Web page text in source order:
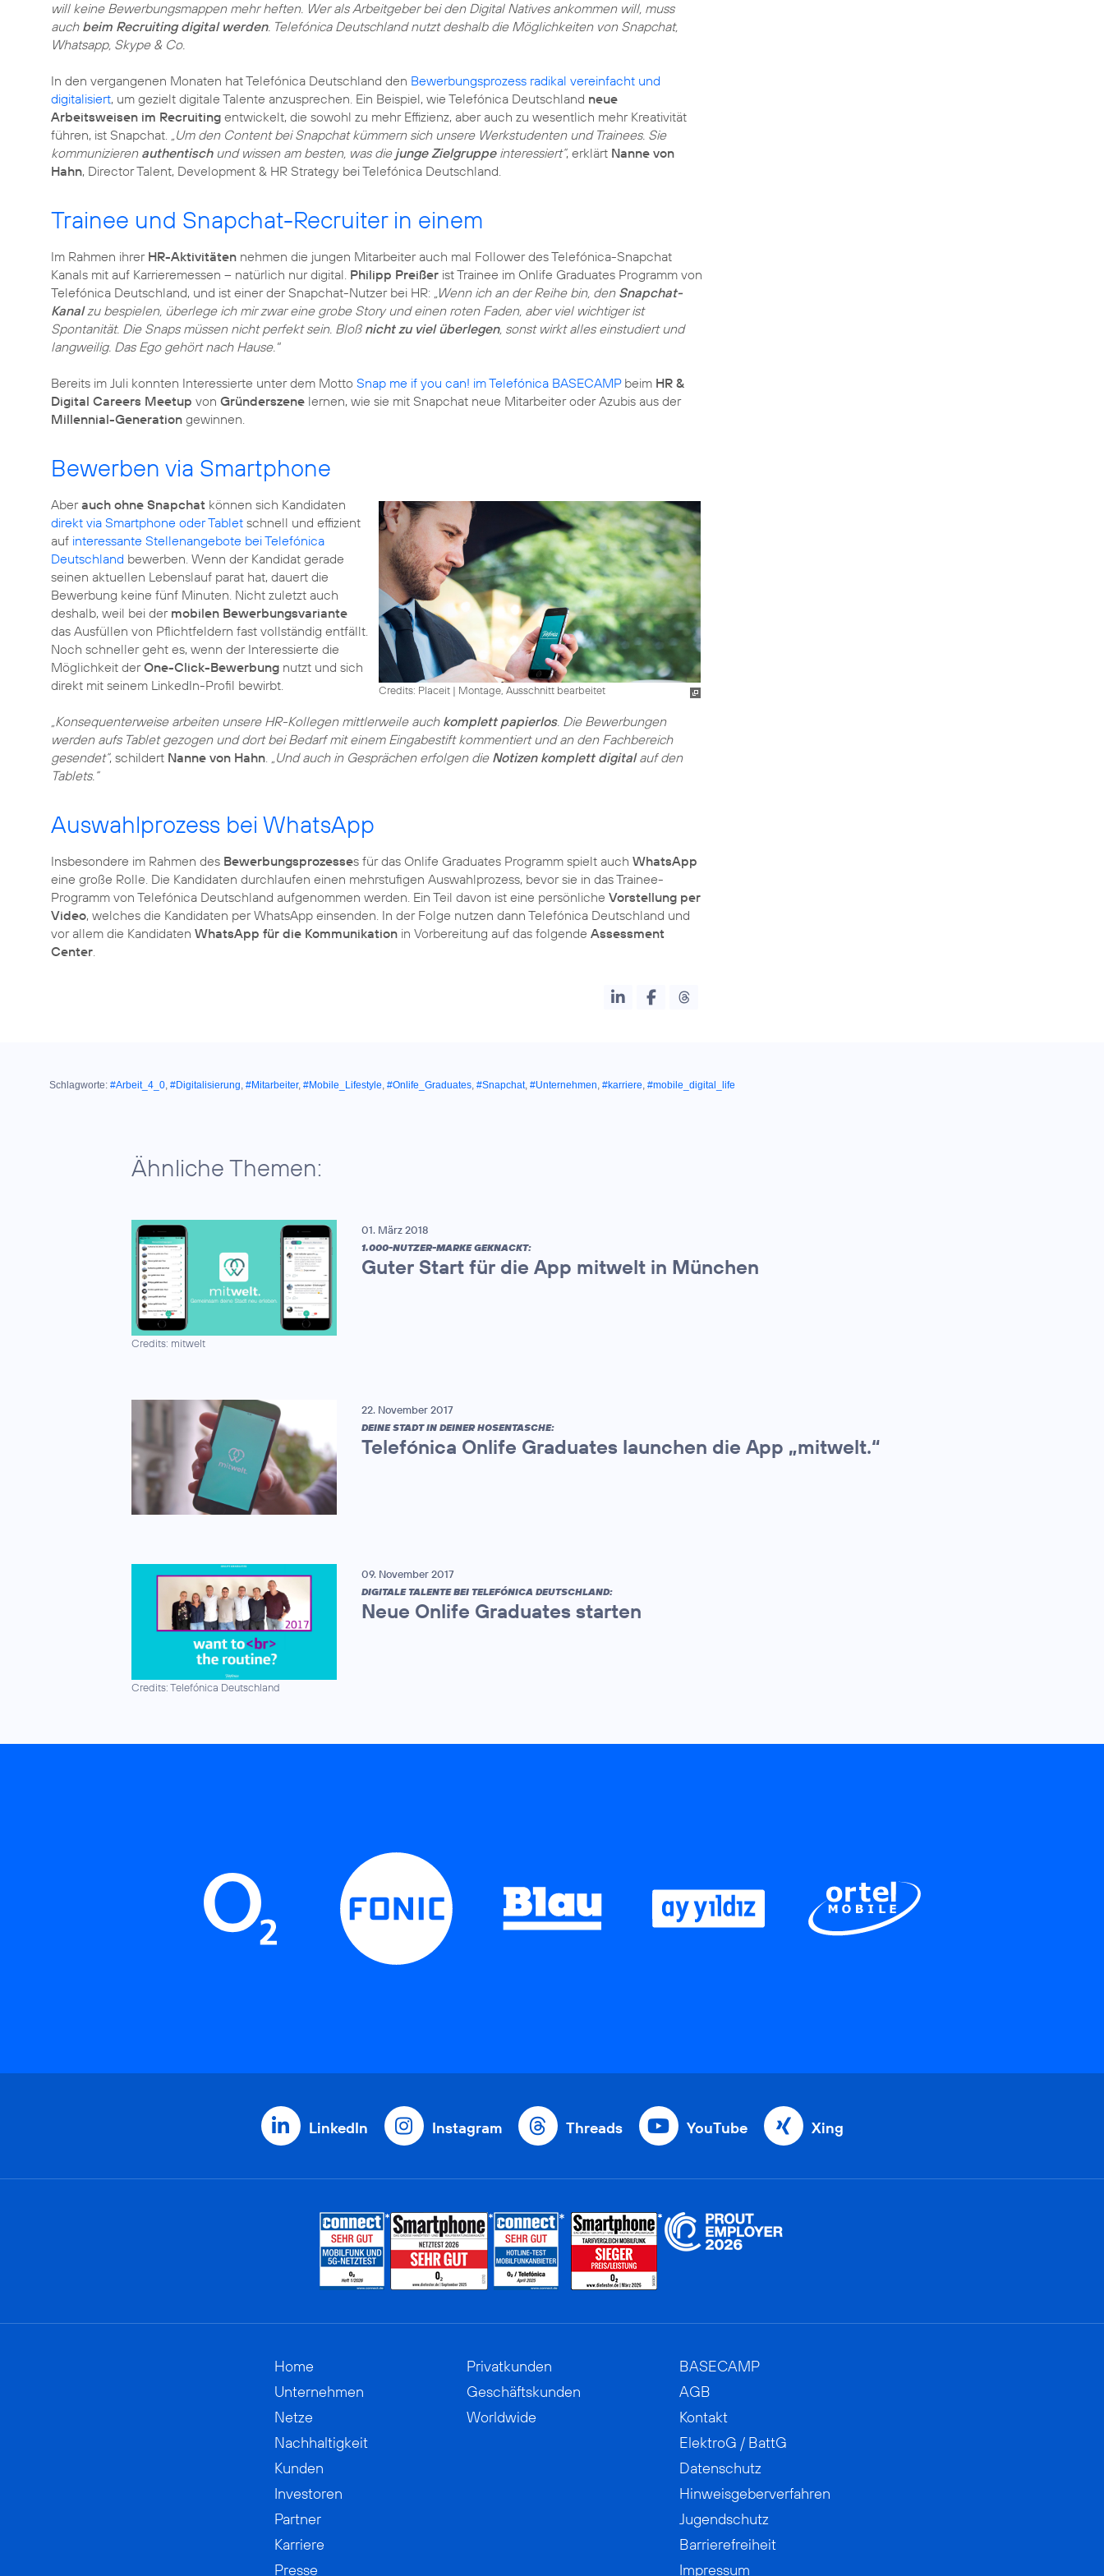
will keine Bewerbungsmappen mehr heften. Wer als Arbeitgeber bei den Digital Natives ankommen will, muss
auch beim Recruiting digital werden. Telefónica Deutschland nutzt deshalb die Möglichkeiten von Snapchat,
Whatsapp, Skype & Co.
In den vergangenen Monaten hat Telefónica Deutschland den Bewerbungsprozess radikal vereinfacht und
digitalisiert, um gezielt digitale Talente anzusprechen. Ein Beispiel, wie Telefónica Deutschland neue
Arbeitsweisen im Recruiting entwickelt, die sowohl zu mehr Effizienz, aber auch zu wesentlich mehr Kreativität
führen, ist Snapchat. „Um den Content bei Snapchat kümmern sich unsere Werkstudenten und Trainees. Sie
kommunizieren authentischund wissen am besten, was die junge Zielgruppeinteressiert“, erklärt Nanne von
Hahn, Director Talent, Development & HR Strategy bei Telefónica Deutschland.
Trainee und Snapchat-Recruiter in einem
Im Rahmen ihrer HR-Aktivitäten nehmen die jungen Mitarbeiter auch mal Follower des Telefónica-Snapchat
Kanals mit auf Karrieremessen – natürlich nur digital. Philipp Preißer ist Trainee im Onlife Graduates Programm von
Telefónica Deutschland, und ist einer der Snapchat-Nutzer bei HR: „Wenn ich an der Reihe bin, den Snapchat-
Kanalzu bespielen, überlege ich mir zwar eine grobe Story und einen roten Faden, aber viel wichtiger ist
Spontanität. Die Snaps müssen nicht perfekt sein. Bloß nicht zu viel überlegen, sonst wirkt alles einstudiert und
langweilig. Das Ego gehört nach Hause."
Bereits im Juli konnten Interessierte unter dem Motto Snap me if you can! im Telefónica BASECAMPbeim HR &
Digital Careers Meetup von Gründerszene lernen, wie sie mit Snapchat neue Mitarbeiter oder Azubis aus der
Millennial-Generation gewinnen.
Bewerben via Smartphone
Credits: Placeit| Montage, Ausschnitt bearbeitet
Aberauch ohne Snapchat können sich Kandidaten
direkt via Smartphone oder Tablet schnell und effizient
auf interessante Stellenangebote bei Telefónica
Deutschland bewerben. Wenn der Kandidat gerade
seinen aktuellen Lebenslauf parat hat, dauert die
Bewerbung keine fünf Minuten. Nicht zuletzt auch
deshalb, weil bei der mobilen Bewerbungsvariante
das Ausfüllen von Pflichtfeldern fast vollständig entfällt.
Noch schneller geht es, wenn der Interessierte die
Möglichkeit derOne-Click-Bewerbung nutzt und sich
direkt mit seinem LinkedIn-Profil bewirbt.
„Konsequenterweise arbeiten unsere HR-Kollegen mittlerweile auch komplett papierlos. Die Bewerbungen
werden aufs Tablet gezogen und dort bei Bedarf mit einem Eingabestift kommentiert und an den Fachbereich
gesendet“, schildert Nanne von Hahn. „Und auch in Gesprächen erfolgen die Notizen komplett digitalauf den
Tablets.“
Auswahlprozess bei WhatsApp
Insbesondere im Rahmen des Bewerbungsprozesses für das Onlife Graduates Programm spielt auch WhatsApp
eine große Rolle. Die Kandidaten durchlaufen einen mehrstufigen Auswahlprozess, bevor sie in das Trainee-
Programm von Telefónica Deutschland aufgenommen werden. Ein Teil davon ist eine persönliche Vorstellung per
Video, welches die Kandidaten per WhatsApp einsenden. In der Folge nutzen dann Telefónica Deutschland und
vor allem die Kandidaten WhatsApp für die Kommunikation in Vorbereitung auf das folgende Assessment
Center.
Schlagworte: #Arbeit_4_0, #Digitalisierung, #Mitarbeiter, #Mobile_Lifestyle, #Onlife_Graduates, #Snapchat, #Unternehmen, #karriere, #mobile_digital_life
Ähnliche Themen:
Credits: mitwelt
01. März 2018
1.000-NUTZER-MARKE GEKNACKT:
Guter Start für die App mitwelt in München
22. November 2017
DEINE STADT IN DEINER HOSENTASCHE:
Telefónica Onlife Graduates launchen die App „mitwelt.“
Credits: Telefónica Deutschland
09. November 2017
DIGITALE TALENTE BEI TELEFÓNICA DEUTSCHLAND:
Neue Onlife Graduates starten
LinkedIn Instagram Threads YouTube Xing
Home
Unternehmen
Netze
Nachhaltigkeit
Kunden
Investoren
Partner
Karriere
Presse
Privatkunden
Geschäftskunden
Worldwide
BASECAMP
AGB
Kontakt
ElektroG / BattG
Datenschutz
Hinweisgeberverfahren
Jugendschutz
Barrierefreiheit
Impressum